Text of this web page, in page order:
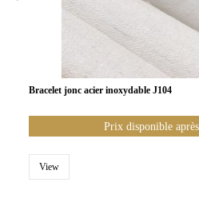
Bracelet jonc acier inoxydable J104
Prix disponible
View